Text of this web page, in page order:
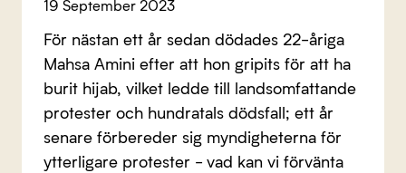
19 September 2023
För nästan ett år sedan dödades 22-åriga
Mahsa Amini efter att hon gripits för att ha
burit hijab, vilket ledde till landsomfattande
protester och hundratals dödsfall; ett år
senare förbereder sig myndigheterna för
ytterligare protester - vad kan vi förvänta